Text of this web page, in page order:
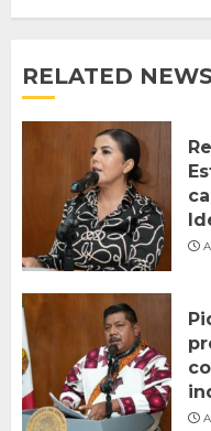
RELATED NEWS